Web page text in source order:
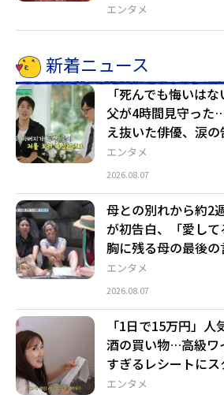
エンタメ
新着ニュース
エンタメ
「死んでも悔いは
父が4時間見守った
え抜いた俳優、涙の
2026.08.07
エンタメ
母との別れから約2
が初告白、「愛して
胸に残る母の最後の
2026.08.07
エンタメ
「1日で15万円」
酒の買い物…高級ワ
すぎるレシートに